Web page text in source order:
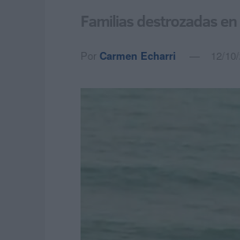
Familias destrozadas
Por Carmen Echarri 12/